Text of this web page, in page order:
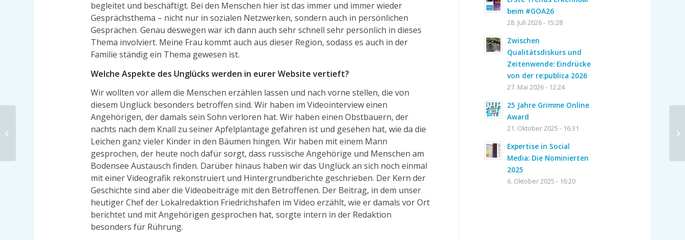
begleitet und beschäftigt. Bei den Menschen hier ist das immer und immer wieder
Gesprächsthema – nicht nur in sozialen Netzwerken, sondern auch in persönlichen
Gesprächen. Genau deswegen war ich dann auch sehr schnell sehr persönlich in dieses
Thema involviert. Meine Frau kommt auch aus dieser Region, sodass es auch in der
Familie ständig ein Thema gewesen ist.
Welche Aspekte des Unglücks werden in eurer Website vertieft?
Wir wollten vor allem die Menschen erzählen lassen und nach vorne stellen, die von
diesem Unglück besonders betroffen sind. Wir haben im Videointerview einen
Angehörigen, der damals sein Sohn verloren hat. Wir haben einen Obstbauern, der
nachts nach dem Knall zu seiner Apfelplantage gefahren ist und gesehen hat, wie da die
Leichen ganz vieler Kinder in den Bäumen hingen. Wir haben mit einem Mann
gesprochen, der heute noch dafür sorgt, dass russische Angehörige und Menschen am
Bodensee Austausch finden. Darüber hinaus haben wir das Unglück an sich noch einmal
mit einer Videografik rekonstruiert und Hintergrundberichte geschrieben. Der Kern der
Geschichte sind aber die Videobeiträge mit den Betroffenen. Der Beitrag, in dem unser
heutiger Chef der Lokalredaktion Friedrichshafen im Video erzählt, wie er damals vor Ort
berichtet und mit Angehörigen gesprochen hat, sorgte intern in der Redaktion
besonders für Rührung.
beim #GOA26
28. Juli 2026 - 15:28
Zwischen
Qualitätsdiskurs und
Zeitenwende: Eindrücke
von der re:publica 2026
27. Mai 2026 - 12:24
25 Jahre Grimme Online
Award
21. Oktober 2025 - 16:31
Expertise in Social
Media: Die Nominierten
2025
6. Oktober 2025 - 16:20